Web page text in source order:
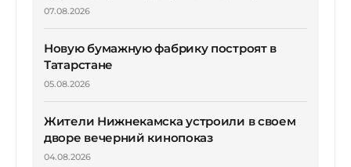
07.08.2026
Новую бумажную фабрику построят в
Татарстане
05.08.2026
Жители Нижнекамска устроили в своем
дворе вечерний кинопоказ
04.08.2026